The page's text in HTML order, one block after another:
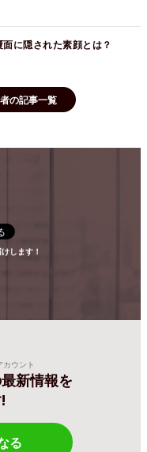
に隠された素顔とは？
の記事一覧
します！
カウント
新情報を
る